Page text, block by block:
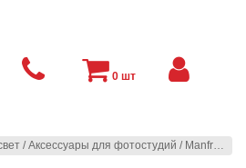
/Аксессуары для фотостудий / Manfrotto
0 шт